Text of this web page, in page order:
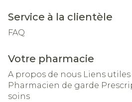
Service à la clientèle
FAQ
Votre pharmacie
A propos de nous Liens utiles
Pharmacien de garde
soins